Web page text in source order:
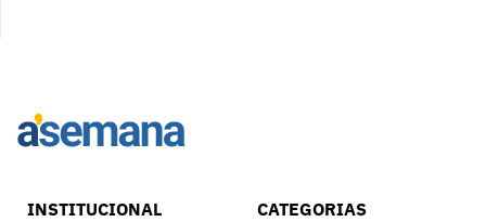
INSTITUCIONAL CATEGORIAS